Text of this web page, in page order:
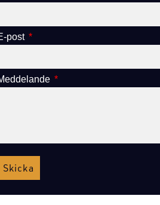
post
Skicka